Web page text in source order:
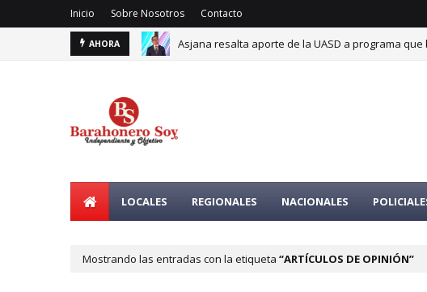
Inicio Sobre Nosotros Contacto
AHORA Asjana resalta aporte de la UASD a programa
LOCALES REGIONALES NACIONALES
Mostrando las entradas con la etiqueta ARTÍCULOS DE OPINIÓN